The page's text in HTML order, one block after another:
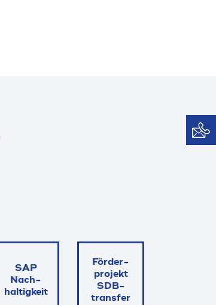
SAP
Nach­
haltig­keit
Förder­
projekt
SDB­
transfer